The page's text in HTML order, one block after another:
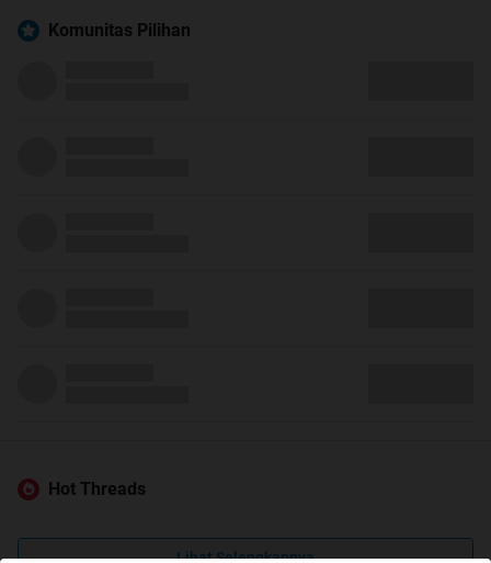
Komunitas Pilihan
Hot Threads
Lihat Selengkapnya